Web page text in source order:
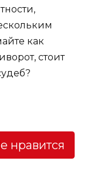
как
стоит
нравится